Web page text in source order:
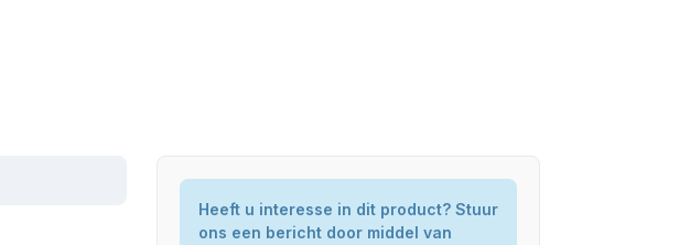
Heeft u interesse in dit product? Stuur
ons een bericht door middel van